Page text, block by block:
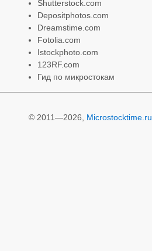
Shutterstock.com
Depositphotos.com
Dreamstime.com
Fotolia.com
Istockphoto.com
123RF.com
Гид по микростокам
© 2011—2026, Microstocktime.ru